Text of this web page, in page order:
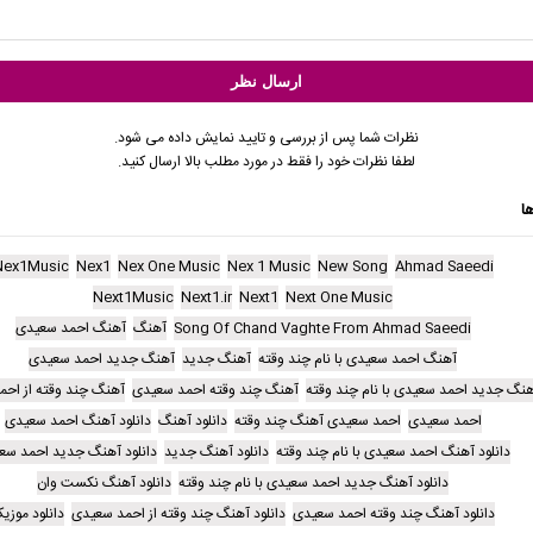
نظرات شما پس از بررسی و تایید نمایش داده می شود.
لطفا نظرات خود را فقط در مورد مطلب بالا ارسال کنید.
Ahmad Saeedi
New Song
Nex 1 Music
Nex One Music
Nex1
Next One Music
Next1
Next1.ir
Next1Music
Song Of Chand Vaghte From Ahmad Saeedi آهنگ آهنگ احمد سعیدی
آهنگ احمد سعیدی با نام چند وقته آهنگ جدید آهنگ جدید احمد سعیدی
جدید احمد سعیدی با نام چند وقته آهنگ چند وقته احمد سعیدی آهنگ چند وقته از
احمد سعیدی احمد سعیدی آهنگ چند وقته دانلود آهنگ دانلود آهنگ احمد سعیدی
دانلود آهنگ احمد سعیدی با نام چند وقته دانلود آهنگ جدید دانلود آهنگ جدید احمد
دانلود آهنگ جدید احمد سعیدی با نام چند وقته دانلود آهنگ نکست وان
دانلود آهنگ چند وقته احمد سعیدی دانلود آهنگ چند وقته از احمد سعیدی دانلود